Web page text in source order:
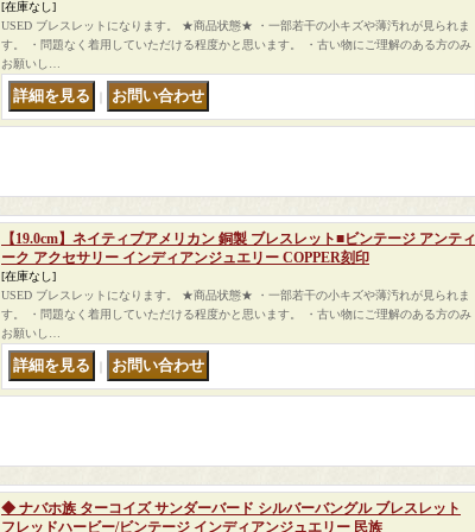
[在庫なし]
USED ブレスレットになります。 ★商品状態★ ・一部若干の小キズや薄汚れが見られま
す。 ・問題なく着用していただける程度かと思います。 ・古い物にご理解のある方のみ
お願いし…
【19.0cm】ネイティブアメリカン 銅製 ブレスレット■ビンテージ アンティ
ーク アクセサリー インディアンジュエリー COPPER刻印
[在庫なし]
USED ブレスレットになります。 ★商品状態★ ・一部若干の小キズや薄汚れが見られま
す。 ・問題なく着用していただける程度かと思います。 ・古い物にご理解のある方のみ
お願いし…
◆ ナバホ族 ターコイズ サンダーバード シルバーバングル ブレスレット
フレッドハービー/ビンテージ インディアンジュエリー 民族